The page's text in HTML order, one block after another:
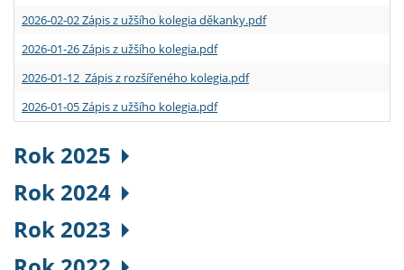
2026-02-02 Zápis z užšího kolegia děkanky.pdf
2026-01-26 Zápis z užšího kolegia.pdf
2026-01-12 Zápis z rozšířeného kolegia.pdf
2026-01-05 Zápis z užšího kolegia.pdf
Rok 2025
Rok 2024
Rok 2023